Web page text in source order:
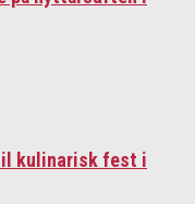
kulinarisk fest i